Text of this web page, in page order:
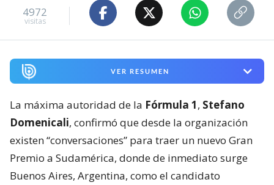
4972
visitas
VER RESUMEN
La máxima autoridad de la Fórmula 1, Stefano
Domenicali, confirmó que desde la organización
existen “conversaciones” para traer un nuevo Gran
Premio a Sudamérica, donde de inmediato surge
Buenos Aires, Argentina, como el candidato